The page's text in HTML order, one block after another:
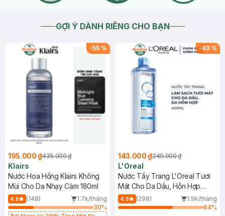
GỢI Ý DÀNH RIÊNG CHO BẠN
-55 %
195.000 ₫435.000 ₫
Klairs
Nước Hoa Hồng Klairs Không
Mùi Cho Da Nhạy Cảm 180ml
4.8 (148)
1.7k/tháng
30%
-43 %
143.000 ₫249.000 ₫
L'Oreal
Nước Tẩy Trang L'Oreal Tươi
Mát Cho Da Dầu, Hỗn Hợp
400ml
4.8 (298)
1.9k/tháng
64%